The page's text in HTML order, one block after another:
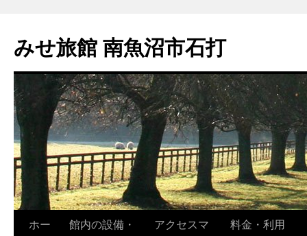
テ
ン
ス
キ
ッ
プ
みせ旅館 南魚沼市石打
ホー
館内の設備・
アクセスマ
料金・利用